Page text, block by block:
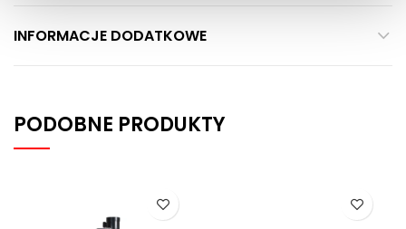
INFORMACJE DODATKOWE
PODOBNE PRODUKTY